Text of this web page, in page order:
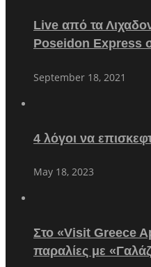
Live από τα
Poseidon Express
September 18, 2021
4 λόγοι να
May 18, 2023
Στο «Visit Greece
παραλίες με